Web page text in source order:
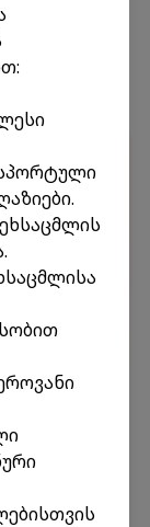
სწრაფ